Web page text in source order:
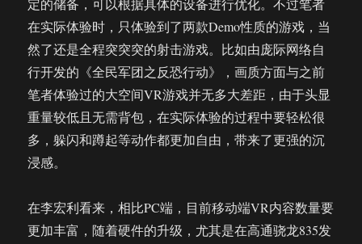
定的储备，可以根据具体的设备进行优化。不过笔者
在实际体验时，只体验到了两款Demo性质的游戏，当
然了还是全程突突突的射击游戏。比如由庞际网络自
行开发的《全民军团之反恐行动》，画质方面与之前
笔者体验过的大空间VR游戏并无多大差距，由于头显
重量较低且无需背包，在实际体验的过程中要轻松很
多，躲闪和蹲起等动作都更加自由，带来了更强的沉
浸感。
在李宏利看来，相比PC端，目前移动端VR内容数量要
更加丰富，随着硬件的升级，尤其是在高通骁龙835发